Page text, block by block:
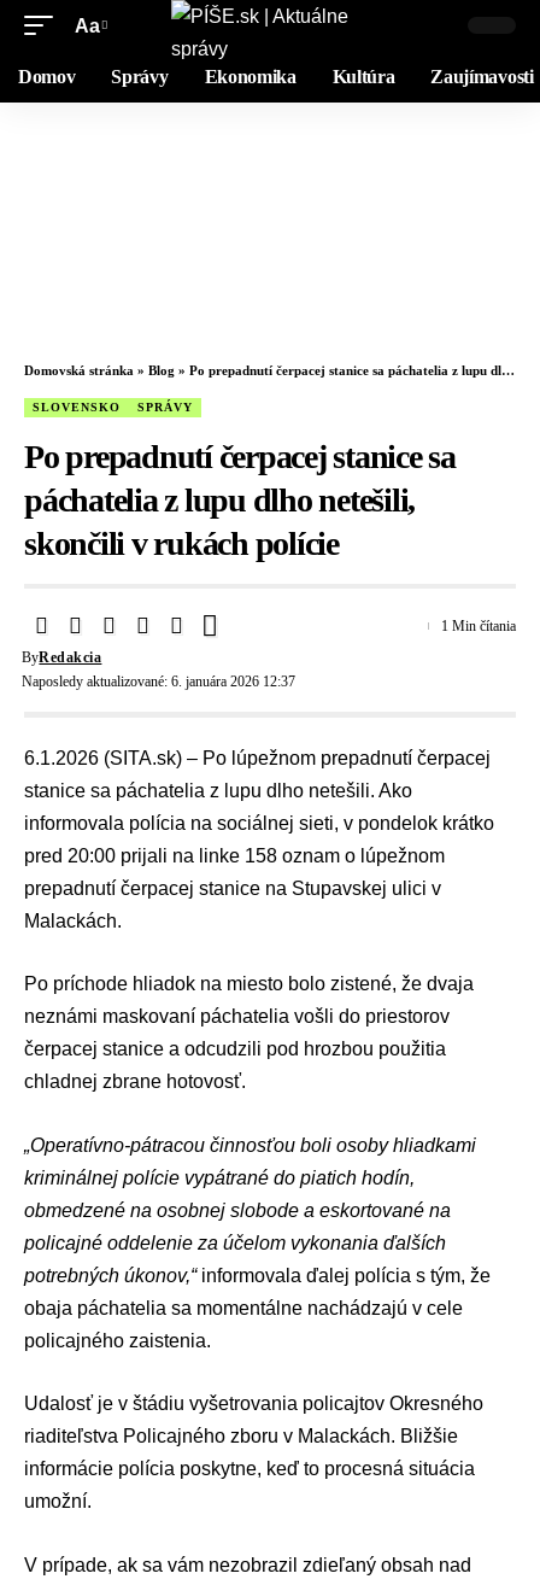
Aa
Domov Správy Ekonomika Kultúra Zaujímavosti
Domovská stránka » Blog » Po prepadnutí čerpacej stanice sa páchatelia z lupu dlho netešili, skončili v rukách polície
SLOVENSKO SPRÁVY
Po prepadnutí čerpacej stanice sa
páchatelia z lupu dlho netešili,
skončili v rukách polície
Naposledy aktualizované: 6. januára 2026 12:37
ByRedakcia
1 Min čítania
6.1.2026 (SITA.sk) – Po lúpežnom prepadnutí čerpacej
stanice sa páchatelia z lupu dlho netešili. Ako
informovala polícia na sociálnej sieti, v pondelok krátko
pred 20:00 prijali na linke 158 oznam o lúpežnom
prepadnutí čerpacej stanice na Stupavskej ulici v
Malackách.
Po príchode hliadok na miesto bolo zistené, že dvaja
neznámi maskovaní páchatelia vošli do priestorov
čerpacej stanice a odcudzili pod hrozbou použitia
chladnej zbrane hotovosť.
„Operatívno-pátracou činnosťou boli osoby hliadkami
kriminálnej polície vypátrané do piatich hodín,
obmedzené na osobnej slobode a eskortované na
policajné oddelenie za účelom vykonania ďalších
potrebných úkonov,“informovala ďalej polícia s tým, že
obaja páchatelia sa momentálne nachádzajú v cele
policajného zaistenia.
Udalosť je v štádiu vyšetrovania policajtov Okresného
riaditeľstva Policajného zboru v Malackách. Bližšie
informácie polícia poskytne, keď to procesná situácia
umožní.
V prípade, ak sa vám nezobrazil zdieľaný obsah nad